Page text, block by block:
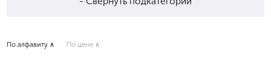
По алфавиту ∧ По цене ∧